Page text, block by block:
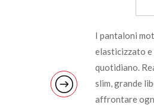
I pantaloni
elasticizzato e
quotidiano.
slim, grande
affrontare